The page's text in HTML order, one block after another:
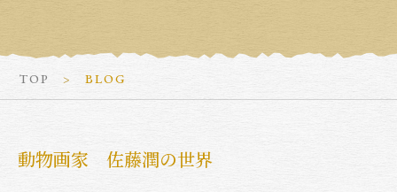
TOP BLOG
動物画家 佐藤潤の世界